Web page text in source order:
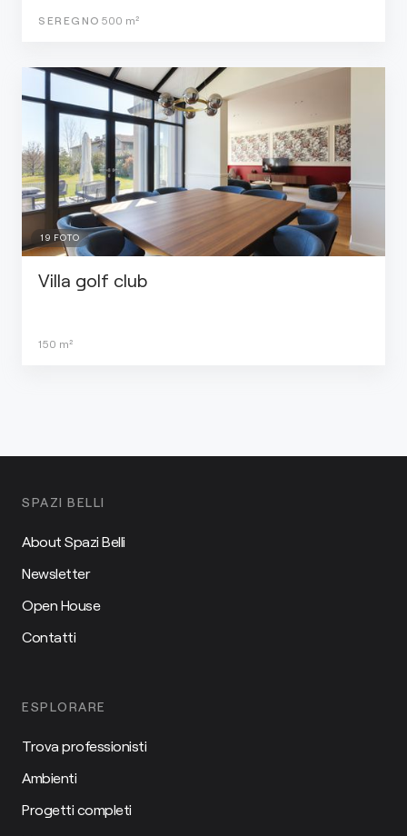
SEREGNO 500 m²
19 FOTO
Villa golf club
150 m²
SPAZI BELLI
About Spazi Belli
Newsletter
Open House
Contatti
ESPLORARE
Trova professionisti
Ambienti
Progetti completi